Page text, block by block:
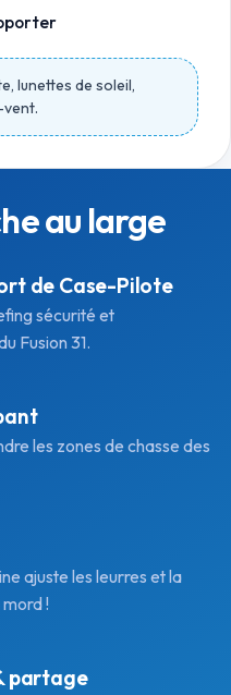
lunettes de soleil,
au large
de Case-Pilote
sécurité et
Fusion 31.
les zones de chasse des
ajuste les leurres et la
!
partage